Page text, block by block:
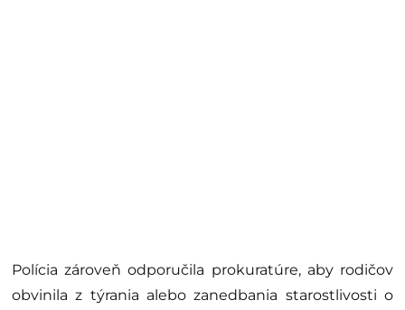
Polícia zároveň odporučila prokuratúre, aby rodičov
obvinila z týrania alebo zanedbania starostlivosti o